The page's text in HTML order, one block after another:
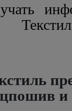
и